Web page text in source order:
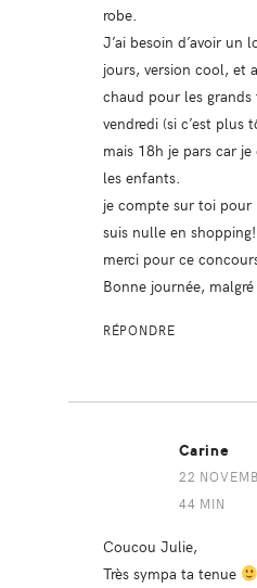
robe.
J’ai besoin d’avoir un
jours, version cool, et
chaud pour les
vendredi (si c’est plus
mais 18h je pars car
les enfants.
je compte sur toi pour
suis nulle en shopping!
merci pour ce
Bonne journée,
RÉPONDRE
Carine
22
44 MIN
Coucou Julie,
Très sympa ta tenue